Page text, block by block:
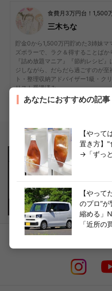
食費月3万円台！1,500
三木ちな
貯金0から1,500万円貯めた3姉妹マ
ズボラーで、ラク＆得することばか
『詰め放題マニア』『節約レシピ
ジしながら、だらだら過ごすのが
ト・整理収納アドバイザー1級・ク
リスト受講済み
節約 業務スーパー 料理 整
あなたにおすすめの記事
【やって
置き方】"
→「ずっ
【やって
のプロ”
縮める」
「近所の